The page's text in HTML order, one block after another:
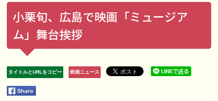
小栗旬、広島で映画「ミュージア
ム」舞台挨拶
タイトルとURLをコピー 映画ニュース